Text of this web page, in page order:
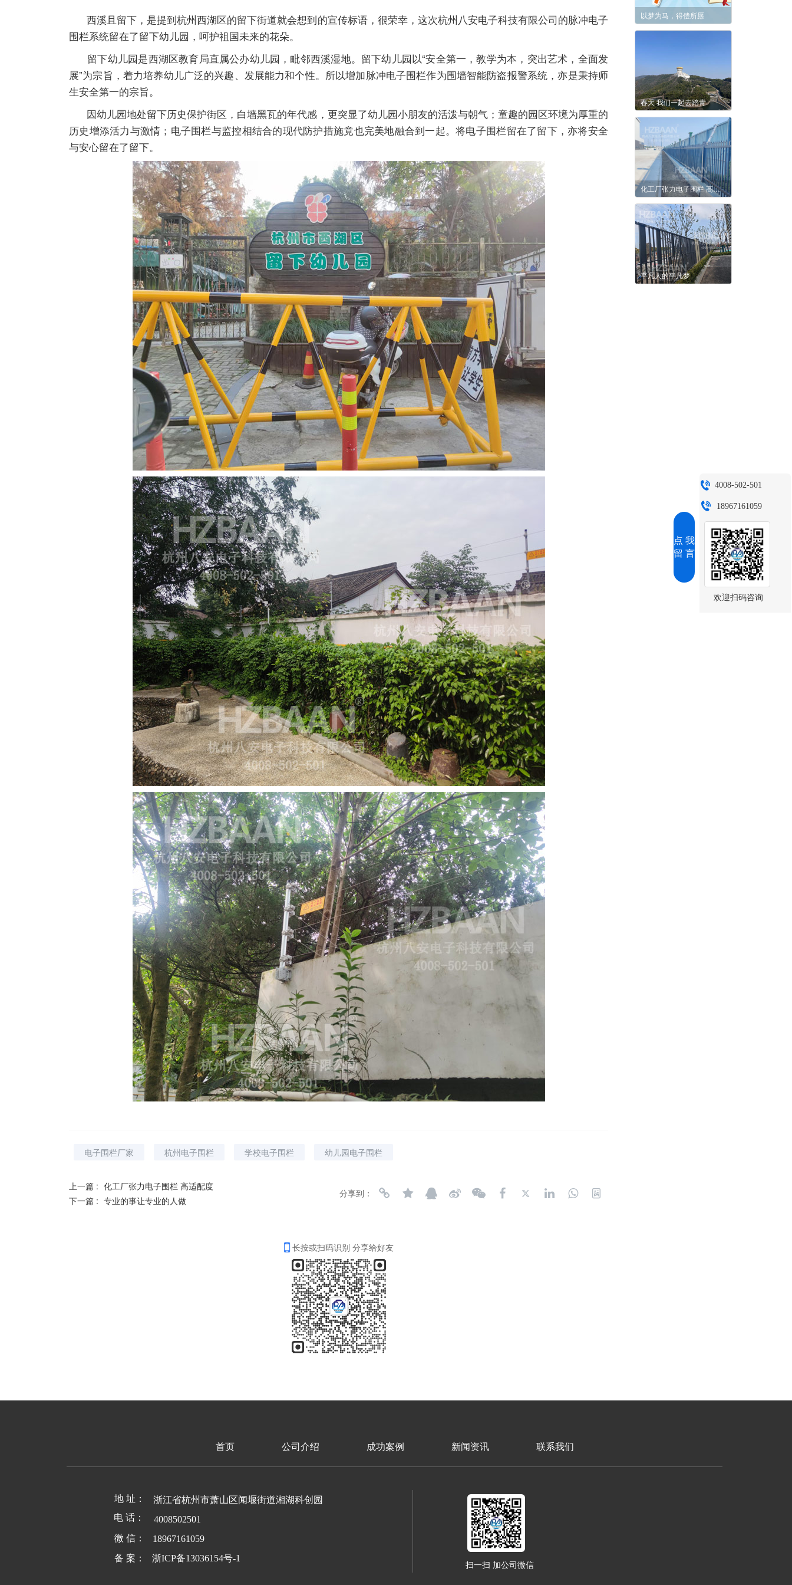
点 我
留 言
欢迎扫码咨询
4008-502-501
18967161059
西溪且留下，是提到杭州西湖区的留下街道就会想到的宣传标语，很荣幸，这次杭州八安电子科技有限公司的脉冲电子
围栏系统留在了留下幼儿园，呵护祖国未来的花朵。
留下幼儿园是西湖区教育局直属公办幼儿园，毗邻西溪湿地。留下幼儿园以“安全第一，教学为本，突出艺术，全面发
展”为宗旨，着力培养幼儿广泛的兴趣、发展能力和个性。所以增加脉冲电子围栏作为围墙智能防盗报警系统，亦是秉持师
生安全第一的宗旨。
因幼儿园地处留下历史保护街区，白墙黑瓦的年代感，更突显了幼儿园小朋友的活泼与朝气；童趣的园区环境为厚重的
历史增添活力与激情；电子围栏与监控相结合的现代防护措施竟也完美地融合到一起。将电子围栏留在了留下，亦将安全
与安心留在了留下。
电子围栏厂家 杭州电子围栏 学校电子围栏 幼儿园电子围栏
上一篇 : 化工厂张力电子围栏 高适配度
下一篇 : 专业的事让专业的人做
分享到：
长按或扫码识别 分享给好友
以梦为马，得偿所愿
春天 我们一起去踏青
化工厂张力电子围栏 高适配度
平凡人的平凡梦
首页 公司介绍 成功案例 新闻资讯 联系我们
地 址：
电 话：
微 信：
浙江省杭州市萧山区闻堰街道湘湖科创园
4008502501
18967161059
扫一扫 加公司微信
备 案： 浙ICP备13036154号-1